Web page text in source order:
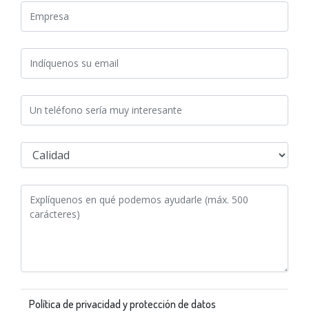
Política de privacidad y protección de datos